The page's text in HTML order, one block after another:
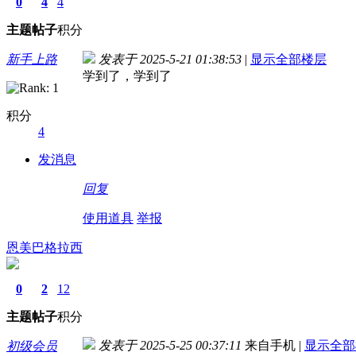
主题帖子积分
新手上路
积分
4
发消息
发表于 2025-5-21 01:38:53 | 显示全部楼层
学到了，学到了
回复
使用道具 举报
恩美巴格拉西
0
主题
2
帖子
12
积分
初级会员 发表于 2025-5-25 00:37:11 来自手机 | 显示全